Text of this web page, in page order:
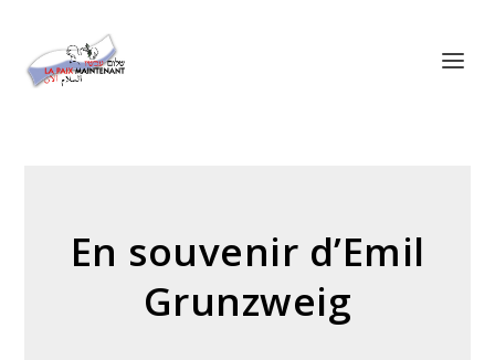
En souvenir d’Emil
Grunzweig